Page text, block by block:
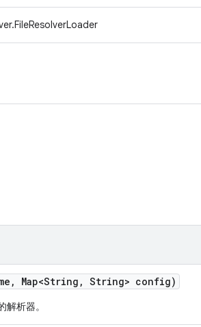
, Map<String , String> config)
析器。